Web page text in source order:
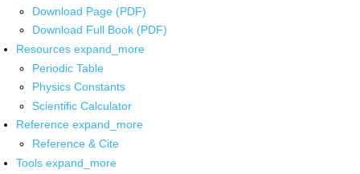
Download Page (PDF)
Download Full Book (PDF)
Resources expand_more
Periodic Table
Physics Constants
Scientific Calculator
Reference expand_more
Reference & Cite
Tools expand_more